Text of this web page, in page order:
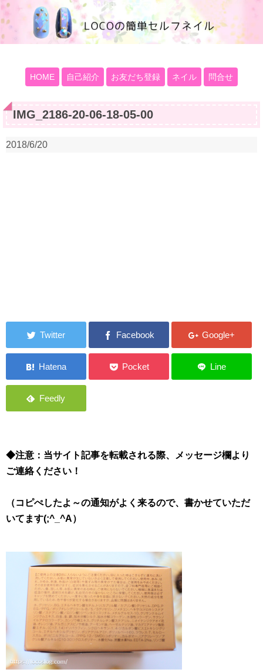
100均大好きママブログ
HOME 自己紹介 お友だち登録 ネイル 問合せ
IMG_2186-20-06-18-05-00
2018/6/20
◆注意：当サイト記事を転載される際、メッセージ欄より
ご連絡ください！
（コピぺしたよ～の通知がよく来るので、書かせていただ
いてます(;^_^A）